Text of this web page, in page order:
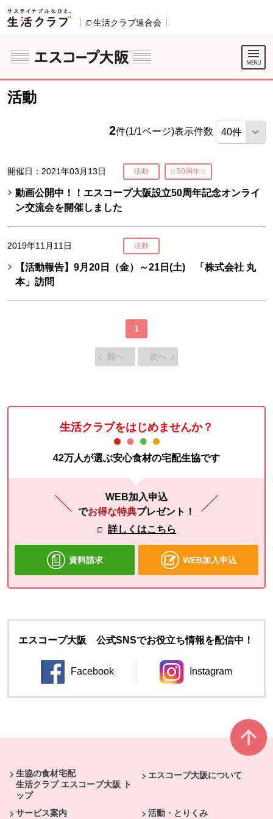
ページの先頭です。
生活クラブ連合会
ここからサイト内共通メニューです。
サイト内共通メニューをスキップする
サイト内共通メニューここまで。
活動
2件(1/1ページ)表示件数
開催日：2021年03月13日 活動 ☆50周年☆
動画公開中！！エスコープ大阪設立50周年記念オンライ
ン交流会を開催しました
2019年11月11日 活動
【活動報告】9月20日（金）～21日(土) 「株式会社 丸
本」訪問
1
前へ 次へ
生活クラブをはじめませんか？
42万人が選ぶ安心食材の宅配生協です
WEB加入申込
でお得な特典プレゼント！
詳しくはこちら
資料請求 WEB加入申込
エスコープ大阪 公式SNSでお役立ち情報を配信中！
Facebook
別のウィンドウで開きます。
Instagram
別のウィンドウ
生協の食材宅配
生活クラブ エスコープ大阪 ト
ップ
エスコープ大阪について
サービス案内 活動・とりくみ